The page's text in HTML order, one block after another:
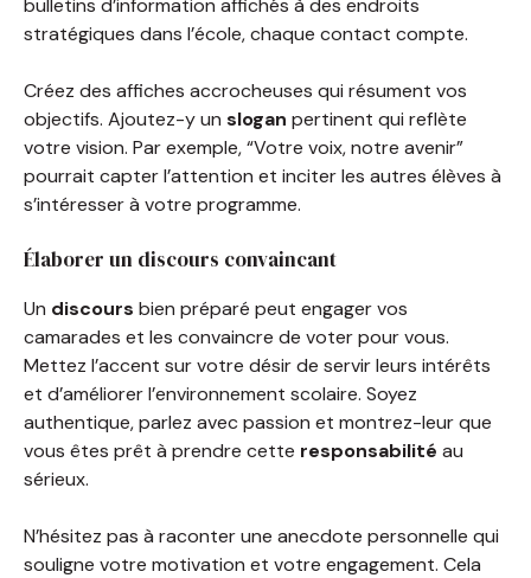
stratégiques dans l’école, chaque contact compte.
Créez des affiches accrocheuses qui résument vos
objectifs. Ajoutez-y un slogan pertinent qui reflète
votre vision. Par exemple, “Votre voix, notre avenir”
pourrait capter l’attention et inciter les autres élèves à
s’intéresser à votre programme.
Élaborer un discours convaincant
Un discours bien préparé peut engager vos
camarades et les convaincre de voter pour vous.
Mettez l’accent sur votre désir de servir leurs intérêts
et d’améliorer l’environnement scolaire. Soyez
authentique, parlez avec passion et montrez-leur que
vous êtes prêt à prendre cette responsabilité au
sérieux.
N’hésitez pas à raconter une anecdote personnelle qui
souligne votre motivation et votre engagement. Cela